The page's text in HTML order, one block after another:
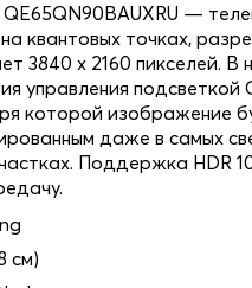
QE65QN90BAUXRU —
квантовых точках,
3840 х 2160 пикселей. В
управления
которой изображение
даже в самых
Поддержка HDR
см)